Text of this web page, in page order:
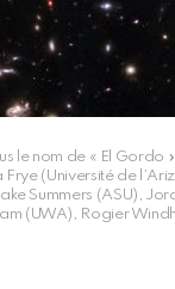
nom de « El Gordo
(Université de
Summers (ASU),
(UWA), Rogier